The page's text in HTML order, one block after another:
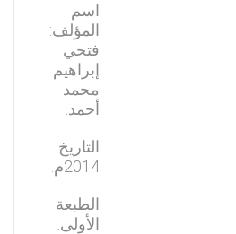
اسم
المؤلف:
فتحي
إبراهيم
محمد
أحمد.
التاريخ:
2014م.
الطبعة
الأولى.